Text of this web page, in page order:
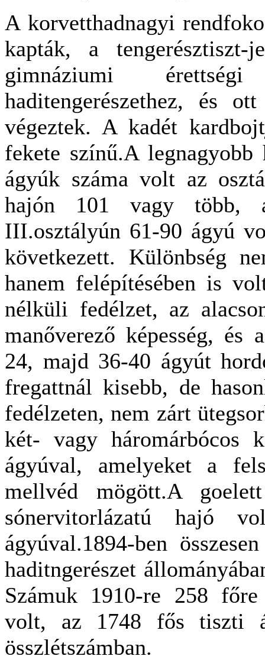
A korvetthadnagyi
kapták, a
gimnáziumi
haditengerészethez, és
végeztek. A kadét
fekete színű.A
ágyúk száma volt az
hajón 101 vagy több,
III.osztályún 61-90 ágyú
következett. Különbség
hanem felépítésében is
nélküli fedélzet, az
manőverező képesség, és
24, majd 36-40 ágyút
fregattnál kisebb, de
fedélzeten, nem zárt
két- vagy háromárbócos
ágyúval, amelyeket a
mellvéd mögött.A
sónervitorlázatú hajó
ágyúval.1894-ben
haditngerészet
Számuk 1910-re 258
volt, az 1748 fős tiszti
összlétszámban.